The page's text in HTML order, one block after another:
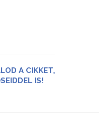
A CIKKET,
IS!